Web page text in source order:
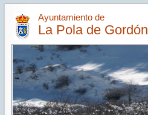
Ayuntamiento de
La Pola de Gordón